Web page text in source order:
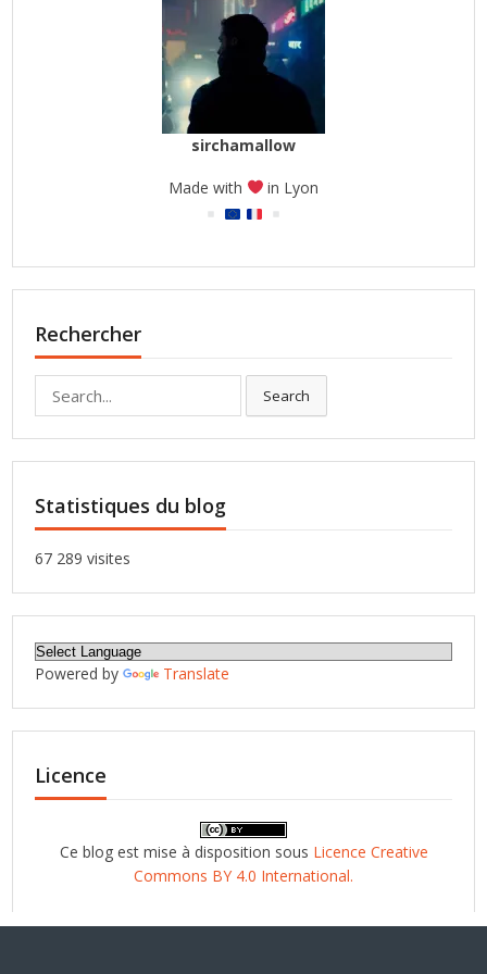
sirchamallow
Made with in Lyon
Rechercher
for:
Search
Statistiques du blog
67 289 visites
Powered by Translate
Licence
Ce blog est mise à disposition sous Licence Creative
Commons BY 4.0 International.